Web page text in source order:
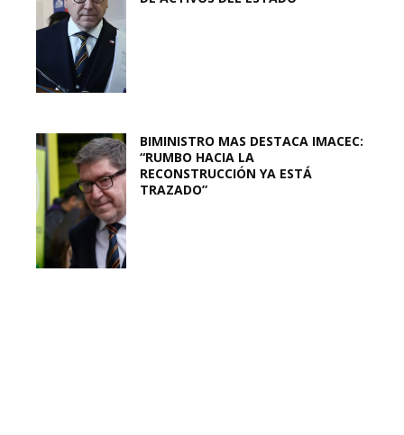
BIMINISTRO MAS DESTACA IMACEC:
“RUMBO HACIA LA
RECONSTRUCCIÓN YA ESTÁ
TRAZADO”